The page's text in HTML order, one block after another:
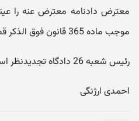
معترض دادنامه معترض عنه را
موجب ماده 365 قانون فوق الذکر قطعی است.
رئیس شعبه 26 دادگاه تجدیدنظر استان تهران مستشار دادگاه
احمدی ارژنگی